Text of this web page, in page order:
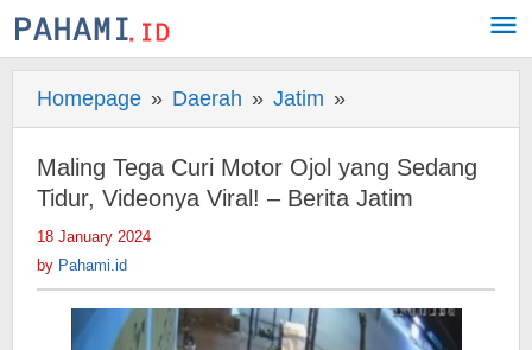
Skip
to
Homepage » Daerah » Jatim »
Tega
Curi
Motor
Sedang
Tidur,
Maling Tega Curi Motor Ojol yang Sedang
Tidur, Videonya Viral! – Berita Jatim
18 January 2024
by Pahami.id